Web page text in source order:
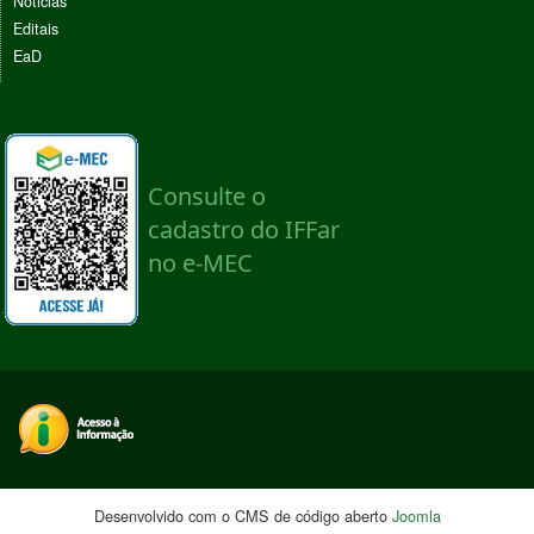
Editais
EaD
Desenvolvido com o CMS de código aberto Joomla